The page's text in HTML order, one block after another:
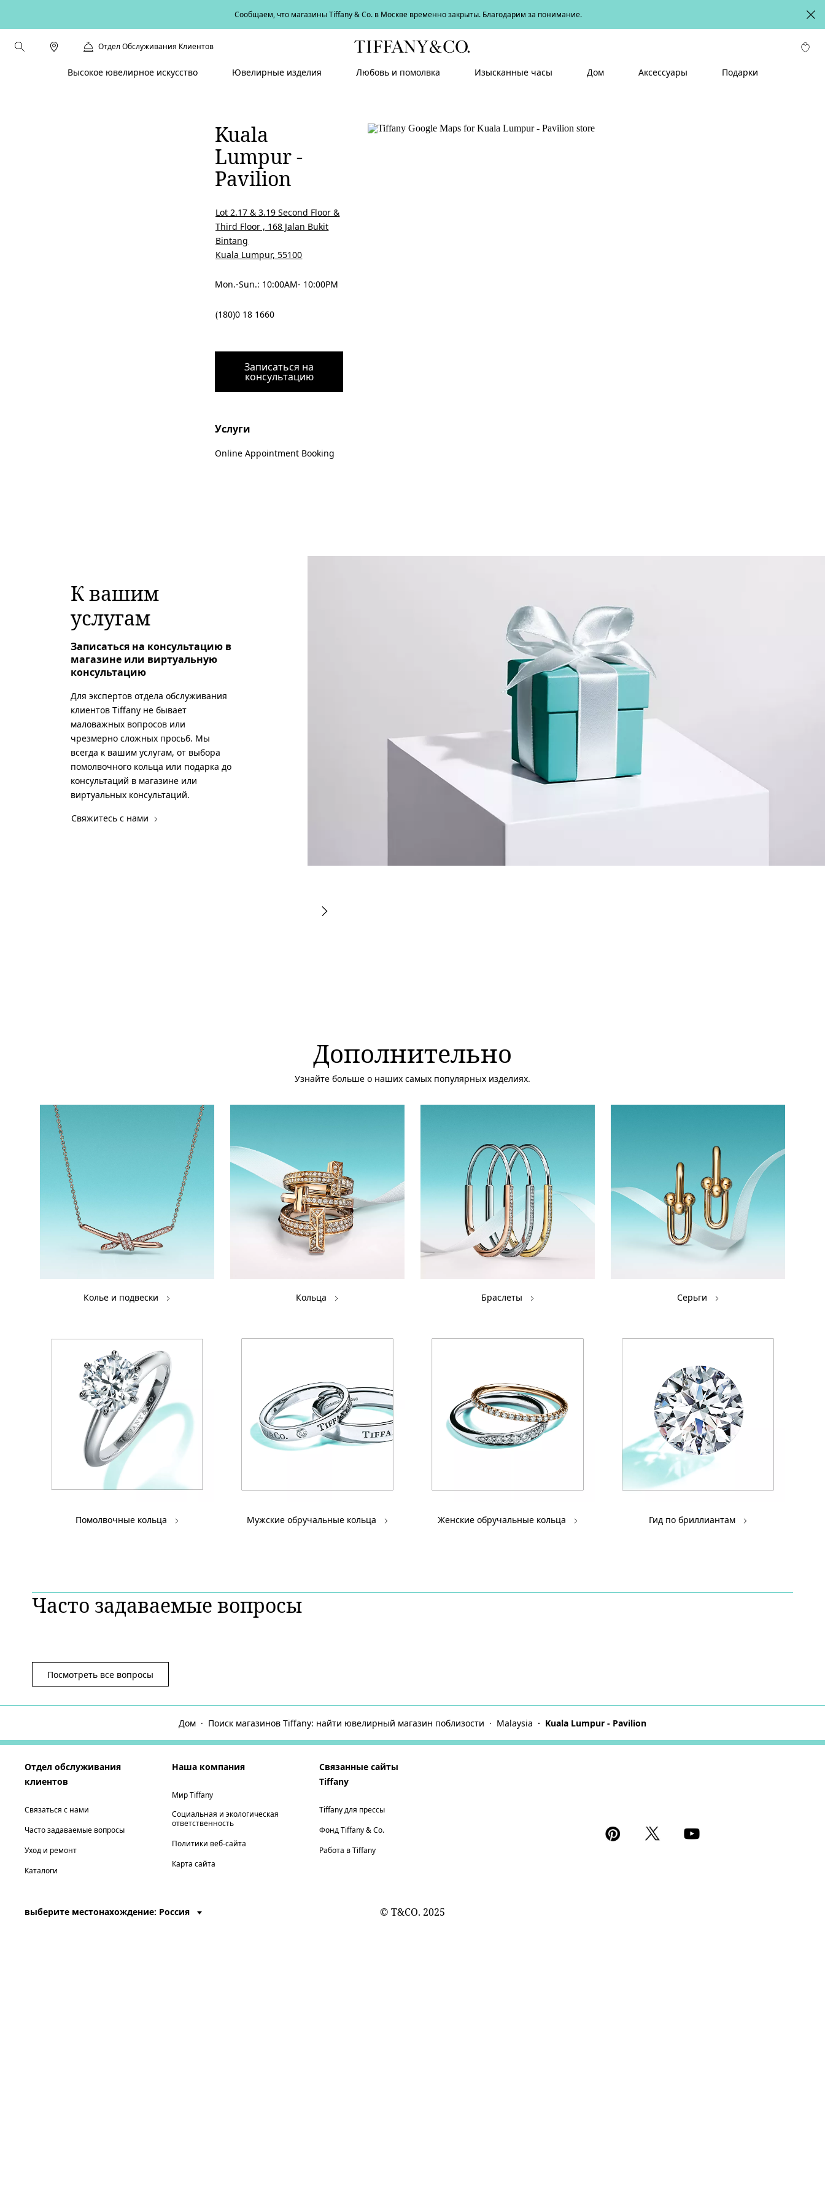
Сообщаем, что магазины Tiffany & Co. в Москве временно закрыты. Благодарим за понимание.
Отдел Обслуживания Клиентов
Высокое ювелирное искусство Ювелирные изделия Любовь и помолвка Изысканные часы Дом Аксессуары Подарки
Kuala
Lumpur -
Pavilion
Lot 2.17 & 3.19 Second Floor &
Third Floor , 168 Jalan Bukit
Bintang
Kuala Lumpur, 55100
Mon.-Sun.: 10:00AM- 10:00PM
(180)0 18 1660
Записаться на
консультацию
Услуги
Online Appointment Booking
К вашим
услугам
Записаться на консультацию в
магазине или виртуальную
консультацию
Для экспертов отдела обслуживания
клиентов Tiffany не бывает
маловажных вопросов или
чрезмерно сложных просьб. Мы
всегда к вашим услугам, от выбора
помолвочного кольца или подарка до
консультаций в магазине или
виртуальных консультаций.
Свяжитесь с нами
Дополнительно
Узнайте больше о наших самых популярных изделиях.
Колье и подвески Кольца Браслеты Серьги
Помолвочные кольца Мужские обручальные кольца Женские обручальные кольца Гид по бриллиантам
Часто задаваемые вопросы
Посмотреть все вопросы
Дом Поиск магазинов Tiffany: найти ювелирный магазин поблизости Malaysia Kuala Lumpur - Pavilion
Отдел обслуживания
клиентов
Связаться с нами
Часто задаваемые вопросы
Уход и ремонт
Каталоги
Наша компания
Мир Tiffany
Социальная и экологическая
ответственность
Политики веб-сайта
Карта сайта
Связанные сайты
Tiffany
Tiffany для прессы
Фонд Tiffany & Co.
Работа в Tiffany
выберите местонахождение: Россия © T&CO. 2025